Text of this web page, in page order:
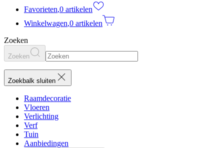
Favorieten,0 artikelen
Winkelwagen,0 artikelen
Zoeken
Zoeken
Zoekbalk sluiten
Raamdecoratie
Vloeren
Verlichting
Verf
Tuin
Aanbiedingen